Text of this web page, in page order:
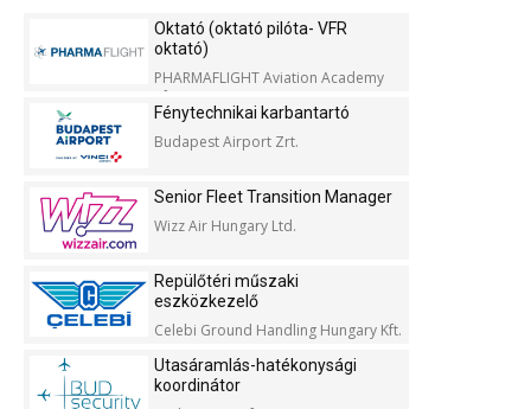
Oktató (oktató pilóta- VFR
oktató)
PHARMAFLIGHT Aviation Academy
Kft.
Fénytechnikai karbantartó
Budapest Airport Zrt.
Senior Fleet Transition Manager
Wizz Air Hungary Ltd.
Repülőtéri műszaki
eszközkezelő
Celebi Ground Handling Hungary Kft.
Utasáramlás-hatékonysági
koordinátor